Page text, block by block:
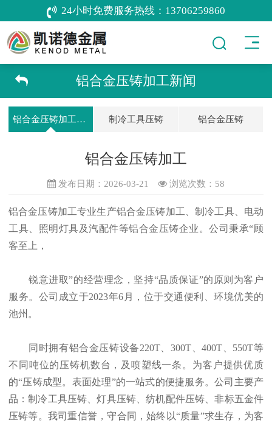
24小时免费服务热线： 13706259860
铝合金压铸加工新闻
铝合金压铸加工新闻 制冷工具压铸 铝合金压铸
铝合金压铸加工
发布日期：2026-03-21 浏览次数： 58
铝合金压铸加工专业生产铝合金压铸加工、制冷工具、电动
工具、照明灯具及汽配件等铝合金压铸企业。公司秉承“顾
客至上，
锐意进取”的经营理念，坚持“品质保证”的原则为客户
服务。公司成立于2023年6月，位于交通便利、环境优美的
池州。
同时拥有铝合金压铸设备220T、300T、400T、550T等
不同吨位的压铸机数台，及喷塑线一条。为客户提供优质
的“压铸成型。表面处理”的一站式的便捷服务。公司主要产
品：制冷工具压铸、灯具压铸、纺机配件压铸、非标五金件
压铸等。我司重信誉，守合同，始终以“质量”求生存，为客